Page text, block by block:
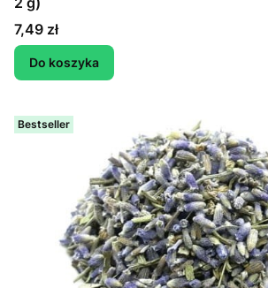
Cena
7,49 zł
Do koszyka
Bestseller